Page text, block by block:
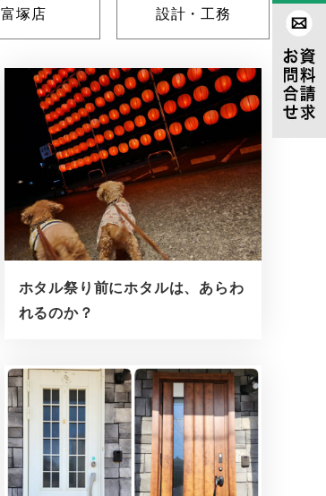
富塚店 設計・工務
ホタル祭り前にホタルは、あらわ
れるのか？